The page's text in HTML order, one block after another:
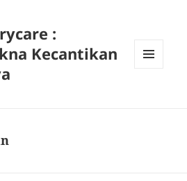
:
Kecantikan